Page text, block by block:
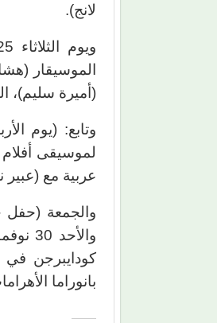
لانج).
الموسيقار
(أميرة سليم)،
عربية مع (عبير
والجمعة (حفل
كودايبرجن
بانوراما